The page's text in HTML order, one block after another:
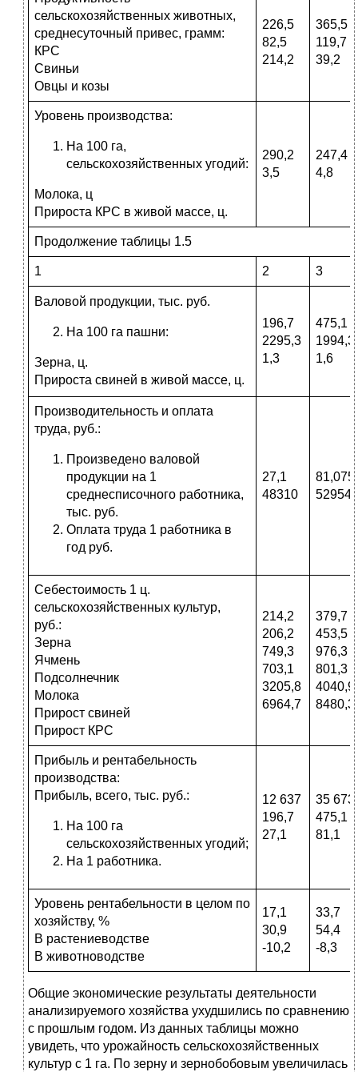
сельскохозяйственных животных,
среднесуточный привес, грамм:
КРС
Свиньи
Овцы и козы
226,5
82,5
214,2
365,5
119,7
39,2
Уровень производства:
На 100 га,
сельскохозяйственных угодий:
Молока, ц
Прироста КРС в живой массе, ц.
290,2
3,5
247,4
4,8
Продолжение таблицы 1.5
1 2 3
Валовой продукции, тыс. руб.
На 100 га пашни:
Зерна, ц.
Прироста свиней в живой массе, ц.
196,7
2295,3
1,3
475,1
1994,3
1,6
Производительность и оплата
труда, руб.:
Произведено валовой
продукции на 1
среднесписочного работника,
тыс. руб.
Оплата труда 1 работника в
год руб.
27,1
48310
81,075
52954
Себестоимость 1 ц.
сельскохозяйственных культур,
руб.:
Зерна
Ячмень
Подсолнечник
Молока
Прирост свиней
Прирост КРС
214,2
206,2
749,3
703,1
3205,8
6964,7
379,7
453,5
976,3
801,3
4040,9
8480,3
Прибыль и рентабельность
производства:
Прибыль, всего, тыс. руб.:
На 100 га
сельскохозяйственных угодий;
На 1 работника.
12 637
196,7
27,1
35 673
475,1
81,1
Уровень рентабельности в целом по
хозяйству, %
В растениеводстве
В животноводстве
17,1
30,9
-10,2
33,7
54,4
-8,3
Общие экономические результаты деятельности
анализируемого хозяйства ухудшились по сравнению
с прошлым годом. Из данных таблицы можно
увидеть, что урожайность сельскохозяйственных
культур с 1 га. По зерну и зернобобовым увеличилась